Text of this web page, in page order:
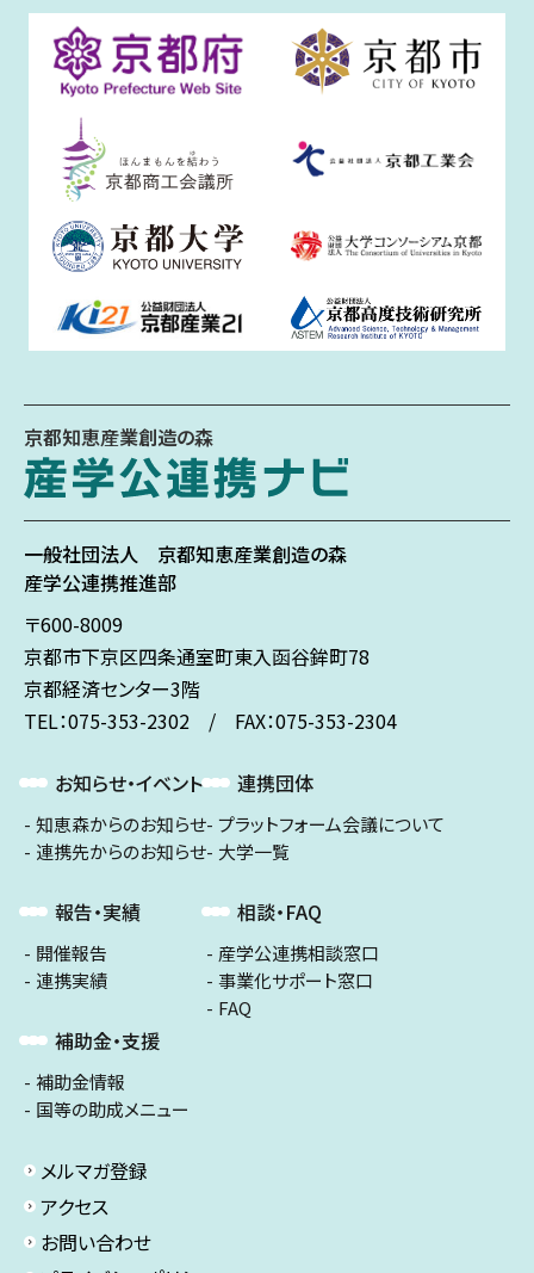
京都知恵産業創造の森
一般社団法人 京都知恵産業創造の森
産学公連携推進部
〒600-8009
京都市下京区四条通室町東入函谷鉾町78
京都経済センター3階
TEL：075-353-2302 / FAX：075-353-2304
お知らせ・イベント
知恵森からのお知らせ
連携先からのお知らせ
報告・実績
開催報告
連携実績
補助金・支援
補助金情報
国等の助成メニュー
連携団体
プラットフォーム会議について
大学一覧
相談・FAQ
産学公連携相談窓口
事業化サポート窓口
FAQ
メルマガ登録
アクセス
お問い合わせ